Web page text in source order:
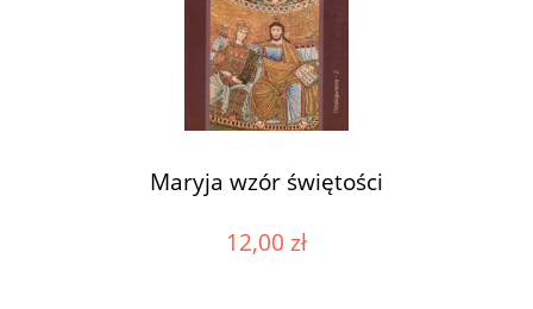
Maryja wzór świętości
12,00 zł